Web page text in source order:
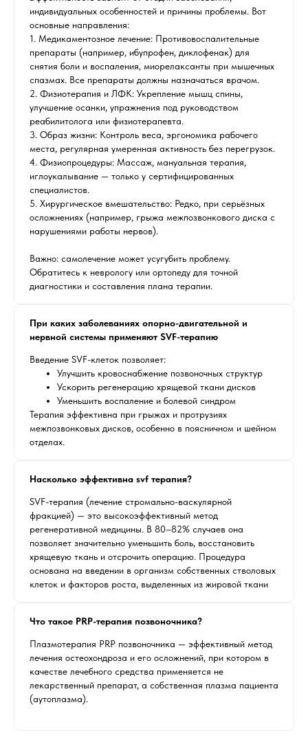
индивидуальных особенностей и причины проблемы. Вот
основные направления:
1. Медикаментозное лечение: Противовоспалительные
препараты (например, ибупрофен, диклофенак) для
снятия боли и воспаления, миорелаксанты при мышечных
спазмах. Все препараты должны назначаться врачом.
2. Физиотерапия и ЛФК: Укрепление мышц спины,
улучшение осанки, упражнения под руководством
реабилитолога или физиотерапевта.
3. Образ жизни: Контроль веса, эргономика рабочего
места, регулярная умеренная активность без перегрузок.
4. Физиопроцедуры: Массаж, мануальная терапия,
иглоукалывание — только у сертифицированных
специалистов.
5. Хирургическое вмешательство: Редко, при серьёзных
осложнениях (например, грыжа межпозвонкового диска с
нарушениями работы нервов).
Важно: самолечение может усугубить проблему.
Обратитесь к неврологу или ортопеду для точной
диагностики и составления плана терапии.
При каких заболеваниях опорно-двигательной и
нервной системы применяют SVF-терапию
Введение SVF-клеток позволяет:
Улучшить кровоснабжение позвоночных структур
Ускорить регенерацию хрящевой ткани дисков
Уменьшить воспаление и болевой синдром
Терапия эффективна при грыжах и протрузиях
межпозвонковых дисков, особенно в поясничном и шейном
отделах.
Насколько эффективна svf терапия?
SVF-терапия (лечение стромально-васкулярной
фракцией) — это высокоэффективный метод
регенеративной медицины. В 80–82% случаев она
позволяет значительно уменьшить боль, восстановить
хрящевую ткань и отсрочить операцию. Процедура
основана на введении в организм собственных стволовых
клеток и факторов роста, выделенных из жировой ткани
Что такое PRP-терапия позвоночника?
Плазмотерапия PRP позвоночника — эффективный метод
лечения остеохондроза и его осложнений, при котором в
качестве лечебного средства применяется не
лекарственный препарат, а собственная плазма пациента
(аутоплазма).